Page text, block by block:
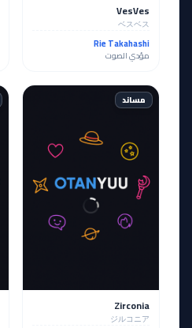
VesVes
ベスベス
Rie Takahashi
مؤدي الصوت
مساند
Zirconia
ジルコニア